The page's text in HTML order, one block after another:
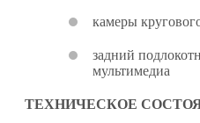
камеры
задний
мультимедиа
ТЕХНИЧЕСКОЕ